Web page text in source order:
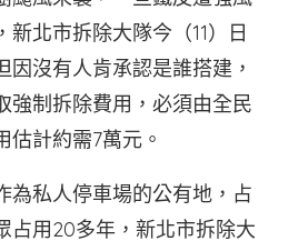
北市拆除大隊今（11）日
沒有人肯承認是誰搭建，
強制拆除費用，必須由全民
估計約需7萬元。
為私人停車場的公有地，占
占用20多年，新北市拆除大